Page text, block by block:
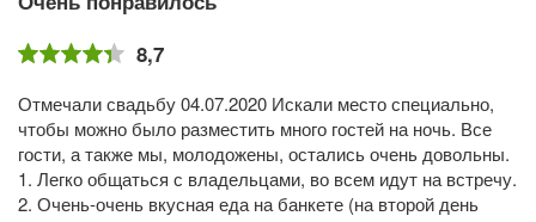
8,7
Отмечали свадьбу 04.07.2020 Искали место специально,
чтобы можно было разместить много гостей на ночь. Все
гости, а также мы, молодожены, остались очень довольны.
1. Легко общаться с владельцами, во всем идут на встречу.
2. Очень-очень вкусная еда на банкете (на второй день